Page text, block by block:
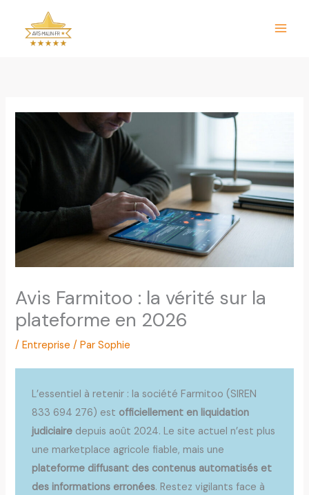
contenu
Avis Farmitoo : la vérité sur la
plateforme en 2026
/Entreprise / ParSophie
L’essentiel à retenir : la société Farmitoo (SIREN
833 694 276) est officiellement en liquidation
judiciaire depuis août 2024. Le site actuel n’est plus
une marketplace agricole fiable, mais une
plateforme diffusant des contenus automatisés et
des informations erronées. Restez vigilants face à